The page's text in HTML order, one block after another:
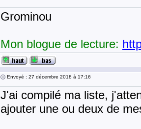
Grominou
Mon blogue de lecture:
Envoyé : 27 décembre 2018 à 17:16
J'ai compilé ma liste,
ajouter une ou deux de